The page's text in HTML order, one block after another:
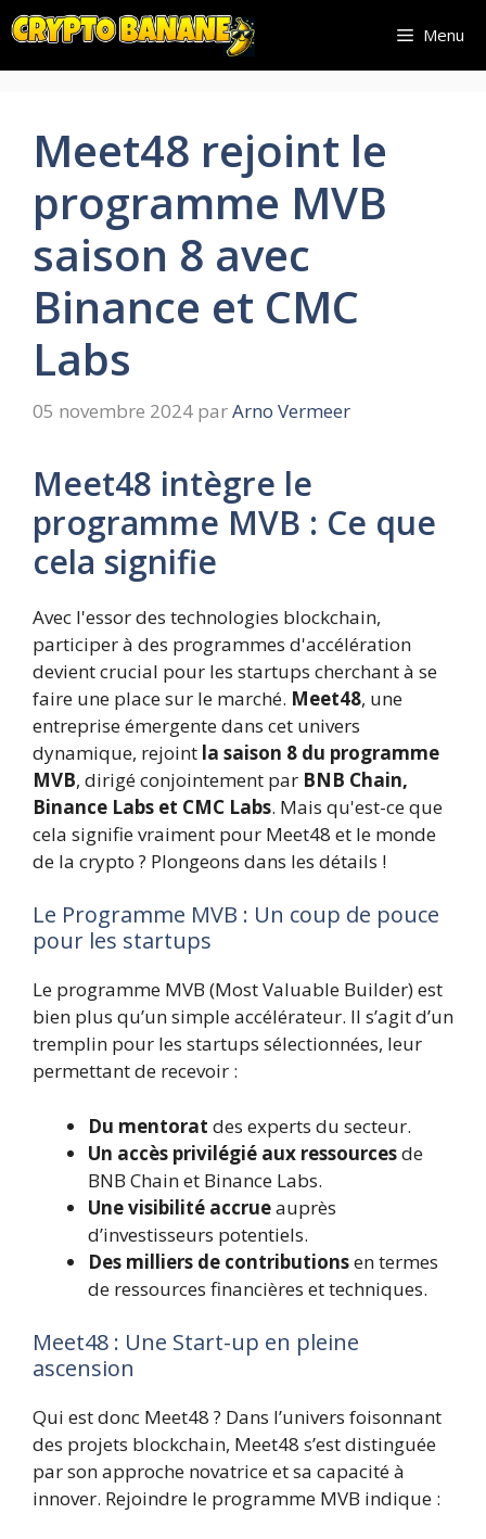
Aller
au
contenu
Menu
Meet48 rejoint le
programme MVB
saison 8 avec
Binance et CMC
Labs
05 novembre 2024 parArno Vermeer
Meet48 intègre le
programme MVB : Ce que
cela signifie
Avec l'essor des technologies blockchain,
participer à des programmes d'accélération
devient crucial pour les startups cherchant à se
faire une place sur le marché. Meet48, une
entreprise émergente dans cet univers
dynamique, rejoint la saison 8 du programme
MVB, dirigé conjointement par BNB Chain,
Binance Labs et CMC Labs. Mais qu'est-ce que
cela signifie vraiment pour Meet48 et le monde
de la crypto ? Plongeons dans les détails !
Le Programme MVB : Un coup de pouce
pour les startups
Le programme MVB (Most Valuable Builder) est
bien plus qu’un simple accélérateur. Il s’agit d’un
tremplin pour les startups sélectionnées, leur
permettant de recevoir :
Du mentorat des experts du secteur.
Un accès privilégié aux ressourcesde
BNB Chain et Binance Labs.
Une visibilité accrueauprès
d’investisseurs potentiels.
Des milliers de contributionsen termes
de ressources financières et techniques.
Meet48 : Une Start-up en pleine
ascension
Qui est donc Meet48 ? Dans l’univers foisonnant
des projets blockchain, Meet48 s’est distinguée
par son approche novatrice et sa capacité à
innover. Rejoindre le programme MVB indique :